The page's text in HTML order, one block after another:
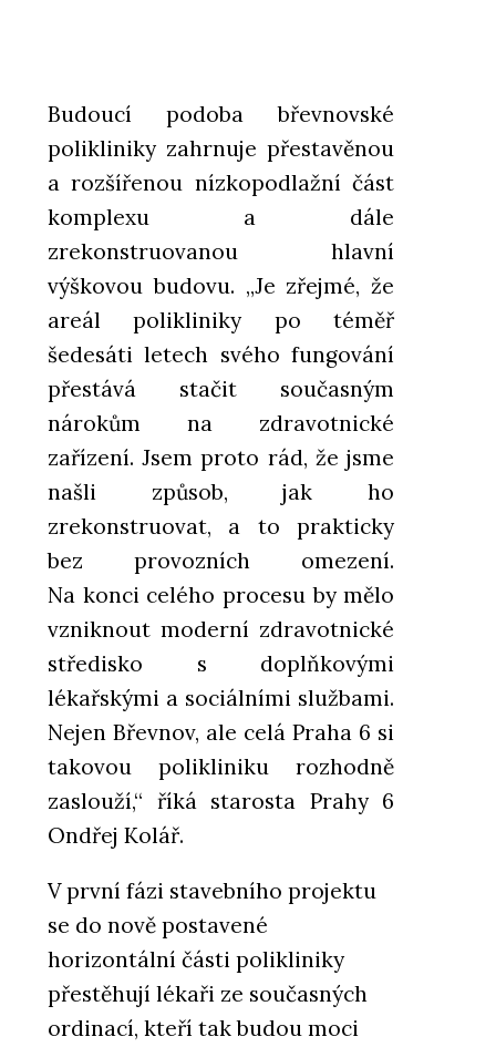
Budoucí podoba břevnovské
polikliniky zahrnuje přestavěnou
a rozšířenou nízkopodlažní část
komplexu a dále
zrekonstruovanou hlavní
výškovou budovu. „Je zřejmé, že
areál polikliniky po téměř
šedesáti letech svého fungování
přestává stačit současným
nárokům na zdravotnické
zařízení. Jsem proto rád, že jsme
našli způsob, jak ho
zrekonstruovat, a to prakticky
bez provozních omezení.
Na konci celého procesu by mělo
vzniknout moderní zdravotnické
středisko s doplňkovými
lékařskými a sociálními službami.
Nejen Břevnov, ale celá Praha 6 si
takovou polikliniku rozhodně
zaslouží,“ říká starosta Prahy 6
Ondřej Kolář.
V první fázi stavebního projektu
se do nově postavené
horizontální části polikliniky
přestěhují lékaři ze současných
ordinací, kteří tak budou moci